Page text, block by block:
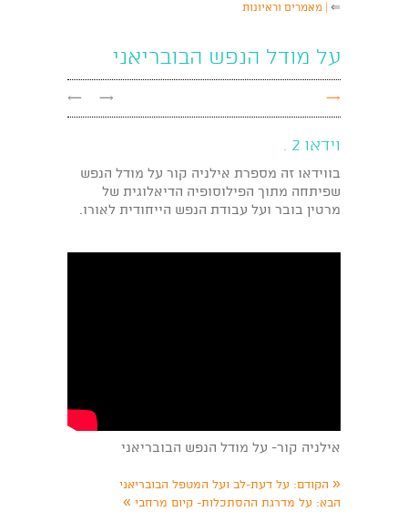
⇐ | מאמרים וראיונות
על מודל הנפש הבובריאני
→
→
←
וידאו 2 .
בווידאו זה מספרת אילניה קור על מודל הנפש
שפיתחה מתוך הפילוסופיה הדיאלוגית של
מרטין בובר ועל עבודת הנפש הייחודית לאורו.
אילניה קור- על מודל הנפש הבובריאני
« הקודם: על דעת-לב ועל המטפל הבובריאני
הבא: על מדרגת ההסתכלות- קיום מרחבי »